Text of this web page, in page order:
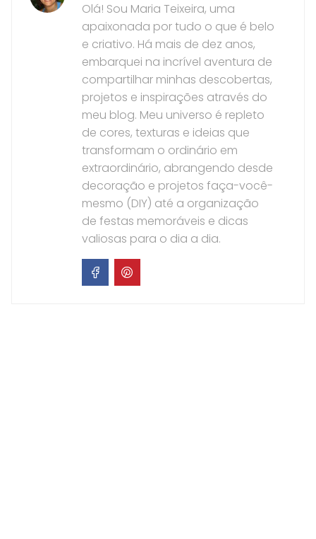
Olá! Sou Maria Teixeira, uma
apaixonada por tudo o que é belo
e criativo. Há mais de dez anos,
embarquei na incrível aventura de
compartilhar minhas descobertas,
projetos e inspirações através do
meu blog. Meu universo é repleto
de cores, texturas e ideias que
transformam o ordinário em
extraordinário, abrangendo desde
decoração e projetos faça-você-
mesmo (DIY) até a organização
de festas memoráveis e dicas
valiosas para o dia a dia.